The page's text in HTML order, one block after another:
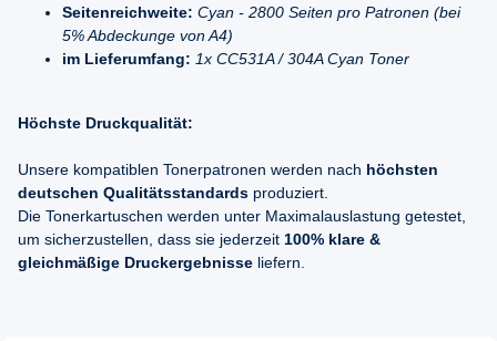
Seitenreichweite: Cyan - 2800 Seiten pro Patronen (bei
5% Abdeckunge von A4)
im Lieferumfang: 1x CC531A / 304A Cyan Toner
Höchste Druckqualität:
Unsere kompatiblen Tonerpatronen werden nach höchsten
deutschen Qualitätsstandards produziert.
Die Tonerkartuschen werden unter Maximalauslastung getestet,
um sicherzustellen, dass sie jederzeit 100% klare &
gleichmäßige Druckergebnisse liefern.